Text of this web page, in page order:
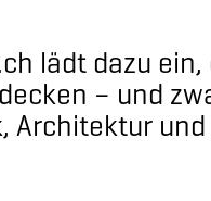
SÜD
für elektro furrer ag
ag
lädt dazu
– und
Architektur